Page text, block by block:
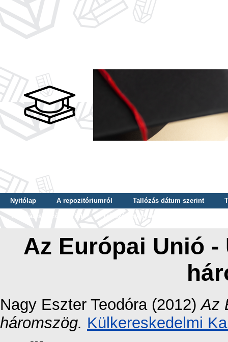
Nyitólap A repozitóriumról Tallózás dátum szerint
Tallózás szerző szerint
Tallózás nyelv szerint
Az Európai Unió
Nagy Eszter Teodóra (2012)Az
háromszög. Külkereskedelmi